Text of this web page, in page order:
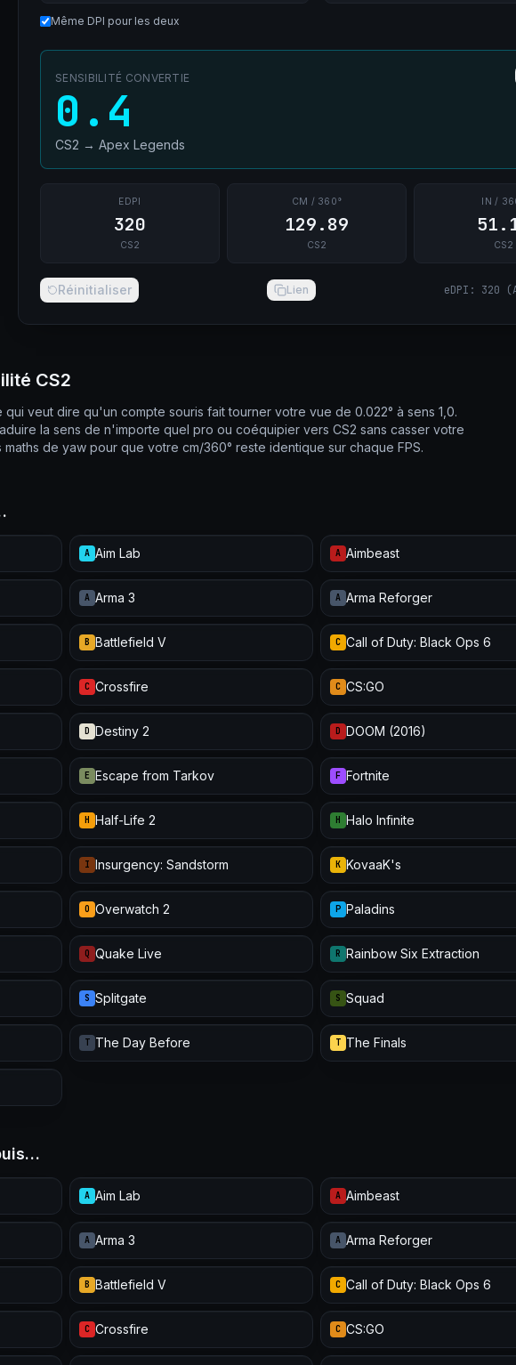
Même DPI pour les deux
SENSIBILITÉ CONVERTIE
0.4
CS2 → Apex Legends
EDPI
320
CS2
CM / 360°
129.89
CS2
IN /
CS2
Réinitialiser Lien eDPI : 320 (
CS2
qui veut dire qu'un compte souris fait tourner votre vue de 0.022° à sens 1,0.
la sens de n'importe quel pro ou coéquipier vers CS2 sans casser votre
de yaw pour que votre cm/360° reste identique sur chaque FPS.
A Aim Lab A Aimbeast
A Arma 3 A Arma Reforger
B Battlefield V C Call of Duty: Black Ops 6
C Crossfire C CS:GO
D Destiny 2 D DOOM (2016)
E Escape from Tarkov F Fortnite
H Half-Life 2 H Halo Infinite
I Insurgency: Sandstorm K KovaaK's
O Overwatch 2 P Paladins
Q Quake Live R Rainbow Six Extraction
S Splitgate S Squad
T The Day Before T The Finals
A Aim Lab A Aimbeast
A Arma 3 A Arma Reforger
B Battlefield V C Call of Duty: Black Ops 6
C Crossfire C CS:GO